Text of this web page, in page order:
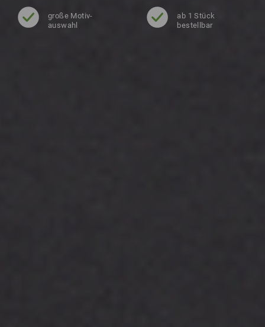
große Motiv-
auswahl
ab 1 Stück
bestellbar